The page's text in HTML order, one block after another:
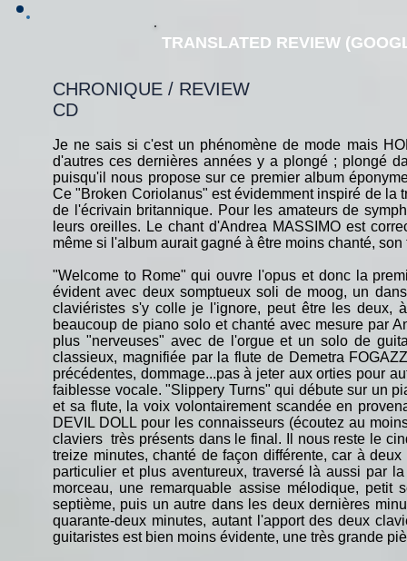
TRANSLATED REVIEW
CHRONIQUE / REVIEW
CD
Je ne sais si c'est un phénomène de mode mais
d'autres ces dernières années y a plongé ; plongé
puisqu'il nous propose sur ce premier album
Ce "Broken Coriolanus" est évidemment inspiré de
de l'écrivain britannique. Pour les amateurs de
leurs oreilles. Le chant d'Andrea MASSIMO est
même si l'album aurait gagné à être moins chanté,
"Welcome to Rome" qui ouvre l'opus et donc la
évident avec deux somptueux soli de moog, un
claviéristes s'y colle je l'ignore, peut être les deux,
beaucoup de piano solo et chanté avec mesure par
plus "nerveuses" avec de l'orgue et un solo de
classieux, magnifiée par la flute de Demetra
précédentes, dommage...pas à jeter aux orties pour
faiblesse vocale. "Slippery Turns" qui débute sur un
et sa flute, la voix volontairement scandée en
DEVIL DOLL pour les connaisseurs (écoutez au
claviers très présents dans le final. Il nous reste le
treize minutes, chanté de façon différente, car à
particulier et plus aventureux, traversé là aussi par
morceau, une remarquable assise mélodique,
septième, puis un autre dans les deux dernières
quarante-deux minutes, autant l'apport des deux
guitaristes est bien moins évidente, une très grande